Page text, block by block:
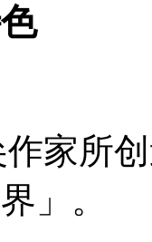
作家所
」。